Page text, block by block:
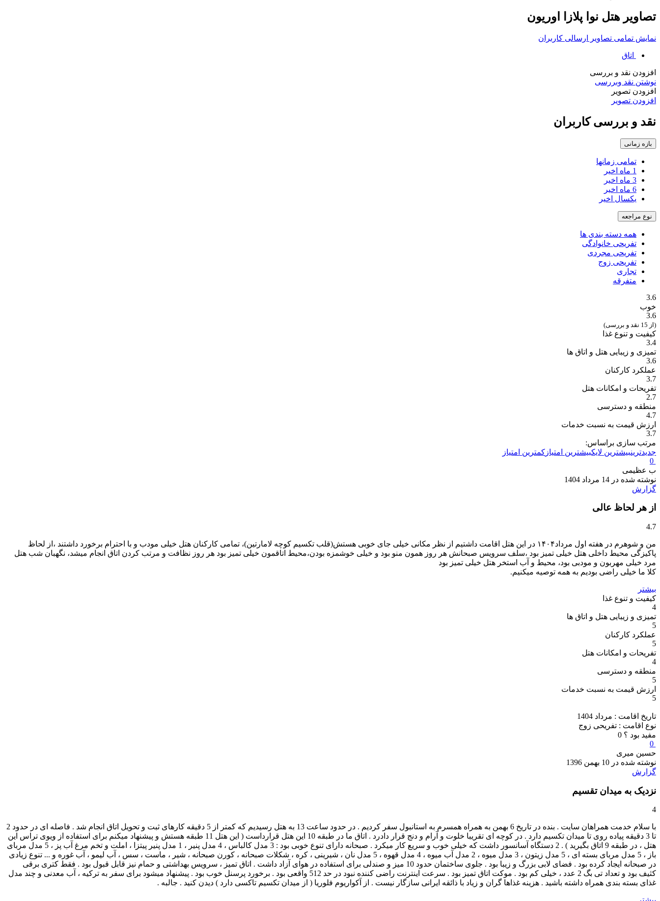
تصاویر هتل نوا پلازا اوریون
نمایش تمامی تصاویر ارسالی کاربران
اتاق
افزودن نقد و بررسی
نوشتن نقد وبررسی
افزودن تصویر
افزودن تصویر
نقد و بررسی کاربران
بازه زمانی
تمامی زمانها
1 ماه اخیر
3 ماه اخیر
6 ماه اخیر
یکسال اخیر
نوع مراجعه
همه دسته بندی ها
تفریحی خانوادگی
تفریحی مجردی
تفریحی زوج
تجاری
متفرقه
3.6
خوب
3.6
(از 15 نقد و بررسی)
کیفیت و تنوع غذا
3.4
تمیزی و زیبایی هتل و اتاق ها
3.6
عملکرد کارکنان
3.7
تفریحات و امکانات هتل
2.7
منطقه و دسترسی
4.7
ارزش قیمت به نسبت خدمات
3.7
مرتب سازی براساس:
جدیدترینبیشترین لایکبیشترین امتیاز کمترین امتیاز
0
ب عظیمی
نوشته شده در 14 مرداد 1404
گزارش
از هر لحاظ عالی
4.7
من و شوهرم در هفته اول مرداد۱۴۰۴ در این هتل اقامت داشتیم از نظر مکانی خیلی جای خوبی هستش(قلب تکسیم کوچه لامارتین)، تمامی کارکنان هتل خیلی مودب و با احترام برخورد داشتند ،از لحاظ
پاکیزگی محیط داخلی هتل خیلی تمیز بود ،سلف سرویس صبحانش هر روز همون منو بود و خیلی خوشمزه بودن،محیط اتاقمون خیلی تمیز بود هر روز نظافت و مرتب کردن اتاق انجام میشد، نگهبان شب هتل
مرد خیلی مهربون و مودبی بود، محیط و آب استخر هتل خیلی تمیز بود
کلا ما خیلی راضی بودیم به همه توصیه میکنیم.
بیشتر
کیفیت و تنوع غذا
4
تمیزی و زیبایی هتل و اتاق ها
5
عملکرد کارکنان
5
تفریحات و امکانات هتل
4
منطقه و دسترسی
5
ارزش قیمت به نسبت خدمات
5
تاریخ اقامت : مرداد 1404
نوع اقامت : تفریحی زوج
مفید بود ؟ 0
0
حسین میری
نوشته شده در 10 بهمن 1396
گزارش
نزدیک به میدان تقسیم
4
با سلام خدمت همراهان سایت . بنده در تاریخ 6 بهمن به همراه همسرم به استانبول سفر کردیم . در حدود ساعت 13 به هتل رسیدیم که کمتر از 5 دقیقه کارهای ثبت و تحویل اتاق انجام شد . فاصله ای در حدود 2
تا 3 دقیقه پیاده روی تا میدان تکسیم دارد . در کوچه ای تقریبا خلوت و آرام و دنج قرار دادرد . اتاق ما در طبقه 10 این هتل قرارداست ( این هتل 11 طبقه هستش و پیشنهاد میکنم برای استفاده از ویوی تراس این
هتل ، در طبقه 9 اتاق بگیرید ) . 2 دستگاه آسانسور داشت که خیلی خوب و سریع کار میکرد . صبحانه دارای تنوع خوبی بود : 3 مدل کالباس ، 4 مدل پنیر ، 1 مدل پنیر پیتزا ، املت و تخم مرغ آب پز ، 5 مدل مربای
باز ، 5 مدل مربای بسته ای ، 5 مدل زیتون ، 3 مدل میوه ، 2 مدل آب میوه ، 4 مدل قهوه ، 5 مدل نان ، شیرینی ، کره ، شکلات صبحانه ، کورن صبحانه ، شیر ، ماست ، سس ، آب لیمو ، آب غوره و ... تنوع زیادی
در صبحانه ایجاد کرده بود . فضای لابی بزرگ و زیبا بود . جلوی ساختمان حدود 10 میز و صندلی برای استفاده در هوای آزاد داشت . اتاق تمیز ، سرویس بهداشتی و حمام نیز قابل قبول بود . فقط کتری برقی
کثیف بود و تعداد تی بگ 2 عدد ، خیلی کم بود . موکت اتاق تمیز بود . سرعت اینترنت راضی کننده نبود در حد 512 واقعی بود . برخورد پرسنل خوب بود . پیشنهاد میشود برای سفر به ترکیه ، آب معدنی و چند مدل
غذای بسته بندی همراه داشته باشید . هزینه غذاها گران و زیاد با ذائقه ایرانی سازگار نیست . از آکواریوم فلوریا ( از میدان تکسیم تاکسی دارد ) دیدن کنید . جالبه .